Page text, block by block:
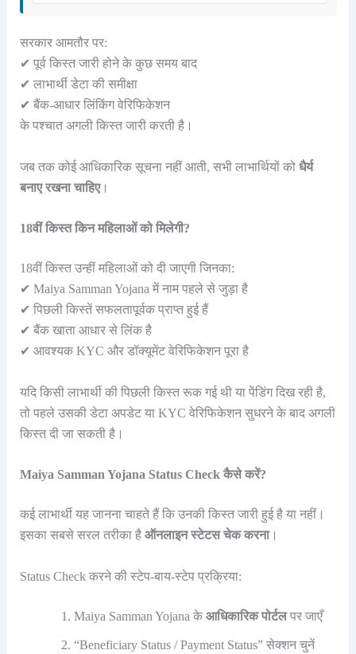
सरकार आमतौर पर:
✔ पूर्व किस्त जारी होने के कुछ समय बाद
✔ लाभार्थी डेटा की समीक्षा
✔ बैंक-आधार लिंकिंग वेरिफिकेशन
के पश्चात अगली किस्त जारी करती है।
जब तक कोई आधिकारिक सूचना नहीं आती, सभी लाभार्थियों को धैर्य
बनाए रखना चाहिए।
18वीं किस्त किन महिलाओं को मिलेगी?
18वीं किस्त उन्हीं महिलाओं को दी जाएगी जिनका:
✔ Maiya Samman Yojana में नाम पहले से जुड़ा है
✔ पिछली किस्तें सफलतापूर्वक प्राप्त हुई हैं
✔ बैंक खाता आधार से लिंक है
✔ आवश्यक KYC और डॉक्यूमेंट वेरिफिकेशन पूरा है
यदि किसी लाभार्थी की पिछली किस्त रूक गई थी या पेंडिंग दिख रही है,
तो पहले उसकी डेटा अपडेट या KYC वेरिफिकेशन सुधरने के बाद अगली
किस्त दी जा सकती है।
Maiya Samman Yojana Status Check कैसे करें?
कई लाभार्थी यह जानना चाहते हैं कि उनकी किस्त जारी हुई है या नहीं।
इसका सबसे सरल तरीका है ऑनलाइन स्टेटस चेक करना।
Status Check करने की स्टेप-बाय-स्टेप प्रक्रिया:
Maiya Samman Yojana के आधिकारिक पोर्टलपर जाएँ
“Beneficiary Status / Payment Status” सेक्शन चुनें